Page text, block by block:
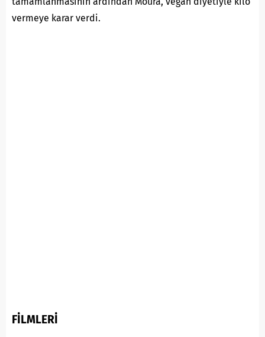
vermeye karar verdi.
FİLMLERİ